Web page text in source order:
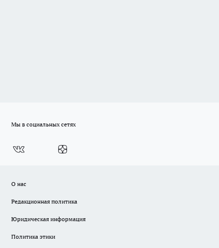
Мы в социальных сетях
О нас
Редакционная политика
Юридическая информация
Политика этики